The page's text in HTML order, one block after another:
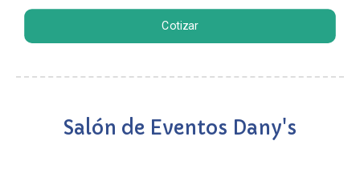
Cotizar
Salón de Eventos Dany's